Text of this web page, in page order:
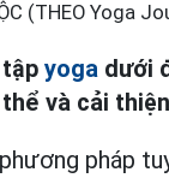
(THEO Yoga
yoga dưới
và cải
pháp